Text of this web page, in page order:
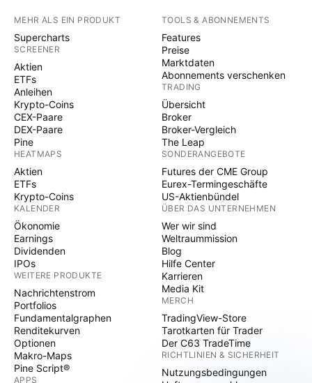
MEHR ALS EIN PRODUKT
Supercharts
SCREENER
Aktien
ETFs
Anleihen
Krypto-Coins
CEX-Paare
DEX-Paare
Pine
HEATMAPS
Aktien
ETFs
Krypto-Coins
KALENDER
Ökonomie
Earnings
Dividenden
IPOs
WEITERE PRODUKTE
Nachrichtenstrom
Portfolios
Fundamentalgraphen
Renditekurven
Optionen
Makro-Maps
Pine Script®
APPS
TOOLS & ABONNEMENTS
Features
Preise
Marktdaten
Abonnements verschenken
TRADING
Übersicht
Broker
Broker-Vergleich
The Leap
SONDERANGEBOTE
Futures der CME Group
Eurex-Termingeschäfte
US-Aktienbündel
ÜBER DAS UNTERNEHMEN
Wer wir sind
Weltraummission
Blog
Hilfe Center
Karrieren
Media Kit
MERCH
TradingView-Store
Tarotkarten für Trader
Der C63 TradeTime
RICHTLINIEN & SICHERHEIT
Nutzungsbedingungen